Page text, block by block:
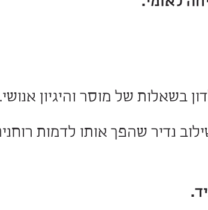
צעירים.
תוכניות חינוכיות לילדים